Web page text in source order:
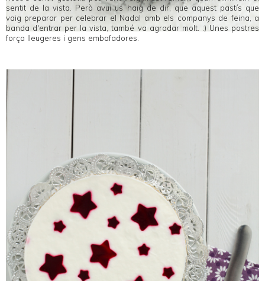
sentit de la vista. Però avui us haig de dir, que aquest pastís que
vaig preparar per celebrar el Nadal amb els companys de feina, a
banda d'entrar per la vista, també va agradar molt. :) Unes postres
força lleugeres i gens embafadores.